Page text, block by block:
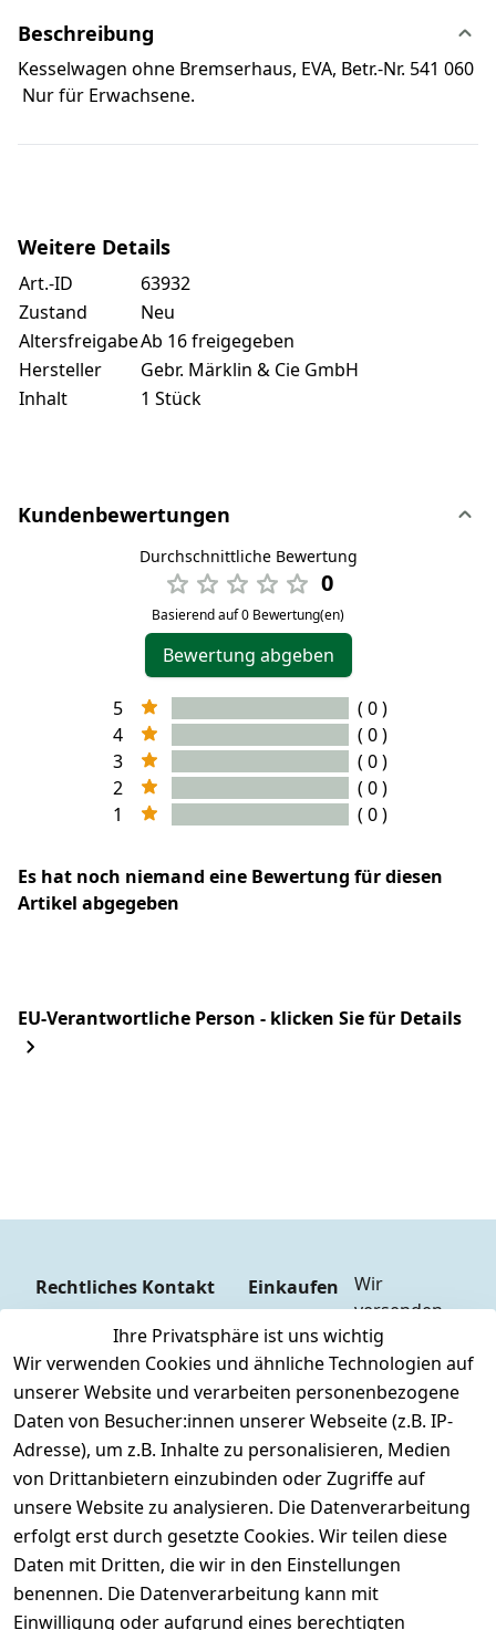
Beschreibung
Kesselwagen ohne Bremserhaus, EVA, Betr.-Nr. 541 060
Nur für Erwachsene.
Weitere Details
Art.-ID
63932
Zustand
Neu
AltersfreigabeAb 16 freigegeben
Hersteller
Gebr. Märklin & Cie GmbH
Inhalt
1 Stück
Kundenbewertungen
Durchschnittliche Bewertung
0
Basierend auf 0 Bewertung(en)
Bewertung abgeben
5
( 0 )
4
( 0 )
3
( 0 )
2
( 0 )
1
( 0 )
Es hat noch niemand eine Bewertung für diesen
Artikel abgegeben
EU-Verantwortliche Person - klicken Sie für Details
Ihre Privatsphäre ist uns wichtig
Wir verwenden Cookies und ähnliche Technologien auf
unserer Website und verarbeiten personenbezogene
Daten von Besucher:innen unserer Webseite (z.B. IP-
Adresse), um z.B. Inhalte zu personalisieren, Medien
von Drittanbietern einzubinden oder Zugriffe auf
unsere Website zu analysieren. Die Datenverarbeitung
erfolgt erst durch gesetzte Cookies. Wir teilen diese
Daten mit Dritten, die wir in den Einstellungen
benennen. Die Datenverarbeitung kann mit
Einwilligung oder aufgrund eines berechtigten
Rechtliches
Impressum
Datenschutze
rklärung
Widerrufsrec
ht
Kontakt
Registrieren
Einkaufen
arten
Versandk
osten
Hilfe
Batteriee
ntsorgun
g
Märklin
Insider
Club
Unser
Wir
versenden
mit
DHL
Zahlen Sie
bequem per
Vorkasse
Barzahlu
Abholung
PayPal /
Kreditkar